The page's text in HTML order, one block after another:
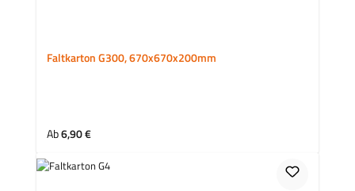
Faltkarton G300, 670x670x200mm
Regulärer Preis:
Ab6,90 €